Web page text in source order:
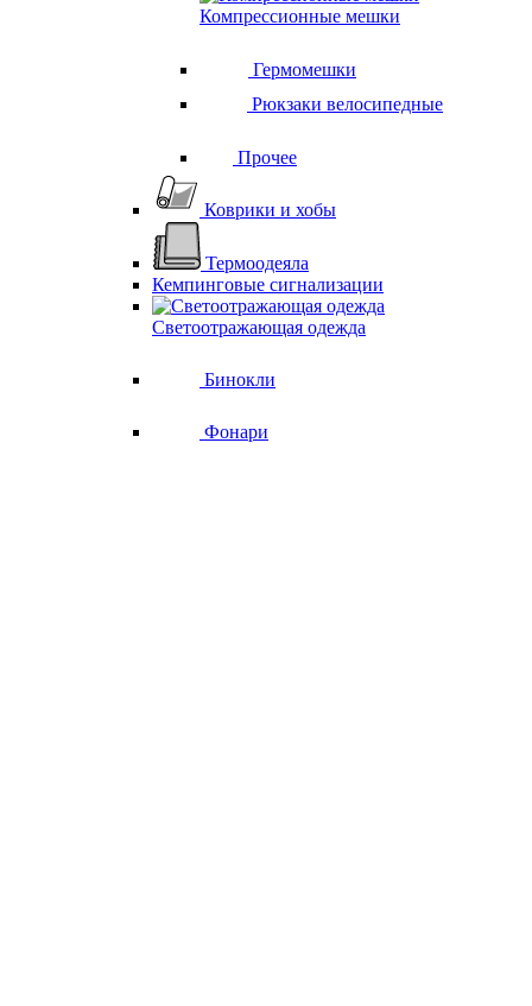
Компрессионные мешки
Гермомешки
Рюкзаки велосипедные
Прочее
Коврики и хобы
Термоодеяла
Кемпинговые сигнализации
Светоотражающая одежда
Бинокли
Фонари